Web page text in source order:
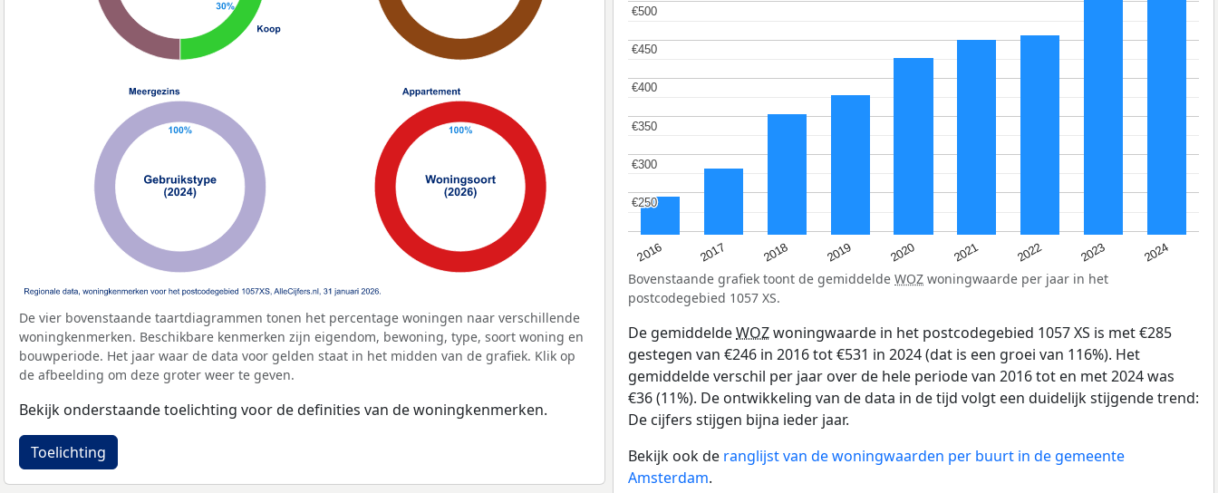
De vier bovenstaande taartdiagrammen tonen het percentage woningen naar verschillende
woningkenmerken. Beschikbare kenmerken zijn eigendom, bewoning, type, soort woning en
bouwperiode. Het jaar waar de data voor gelden staat in het midden van de grafiek. Klik op
de afbeelding om deze groter weer te geven.
Bekijk onderstaande toelichting voor de definities van de woningkenmerken.
Toelichting
2016 2017 2018 2019 2020 2021 2022 2023 2024
€250
€250
€300
€300
€350
€350
€400
€400
€450
€450
€500
€500
Bovenstaande grafiek toont de gemiddelde WOZ woningwaarde per jaar in het
postcodegebied 1057 XS.
De gemiddeldeWOZwoningwaarde in het postcodegebied 1057 XS is met €285
gestegen van €246 in 2016 tot €531 in 2024 (dat is een groei van 116%). Het
gemiddelde verschil per jaar over de hele periode van 2016 tot en met 2024 was
€36 (11%). De ontwikkeling van de data in de tijd volgt een duidelijk stijgende trend:
De cijfers stijgen bijna ieder jaar.
Bekijk ook de ranglijst van de woningwaarden per buurt in de gemeente
Amsterdam.